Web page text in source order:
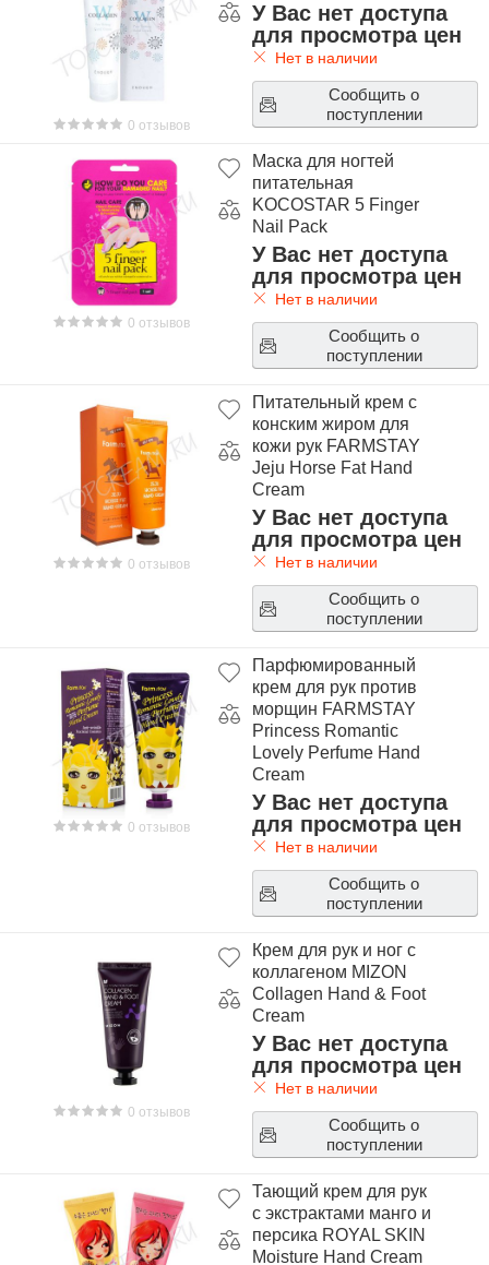
0 отзывов
У Вас нет доступа
для просмотра цен
Нет в наличии
Сообщить о
поступлении
0 отзывов
Маска для ногтей
питательная
KOCOSTAR 5 Finger
Nail Pack
У Вас нет доступа
для просмотра цен
Нет в наличии
Сообщить о
поступлении
0 отзывов
Питательный крем с
конским жиром для
кожи рук FARMSTAY
Jeju Horse Fat Hand
Cream
У Вас нет доступа
для просмотра цен
Нет в наличии
Сообщить о
поступлении
0 отзывов
Парфюмированный
крем для рук против
морщин FARMSTAY
Princess Romantic
Lovely Perfume Hand
Cream
У Вас нет доступа
для просмотра цен
Нет в наличии
Сообщить о
поступлении
0 отзывов
Крем для рук и ног с
коллагеном MIZON
Collagen Hand & Foot
Cream
У Вас нет доступа
для просмотра цен
Нет в наличии
Сообщить о
поступлении
Тающий крем для рук
с экстрактами манго и
персика ROYAL SKIN
Moisture Hand Cream